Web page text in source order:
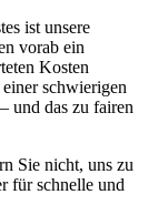
ist unsere
vorab ein
Kosten
schwierigen
und das zu fairen
Sie nicht, uns zu
für schnelle und